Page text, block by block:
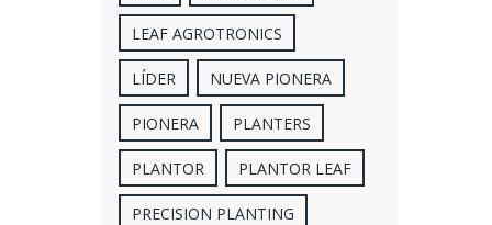
LEAF AGROTRONICS
LÍDER NUEVA PIONERA
PIONERA PLANTERS
PLANTOR PLANTOR LEAF
PRECISION PLANTING